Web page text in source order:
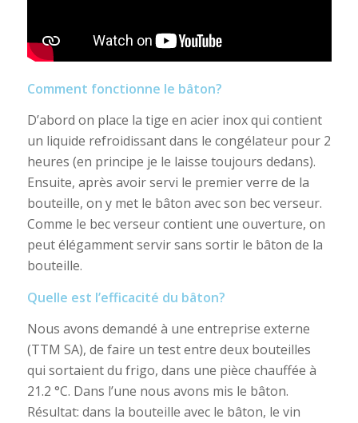
Comment fonctionne le bâton?
D’abord on place la tige en acier inox qui contient
un liquide refroidissant dans le congélateur pour 2
heures (en principe je le laisse toujours dedans).
Ensuite, après avoir servi le premier verre de la
bouteille, on y met le bâton avec son bec verseur.
Comme le bec verseur contient une ouverture, on
peut élégamment servir sans sortir le bâton de la
bouteille.
Quelle est l’efficacité du bâton?
Nous avons demandé à une entreprise externe
(TTM SA), de faire un test entre deux bouteilles
qui sortaient du frigo, dans une pièce chauffée à
21.2 °C. Dans l’une nous avons mis le bâton.
Résultat: dans la bouteille avec le bâton, le vin